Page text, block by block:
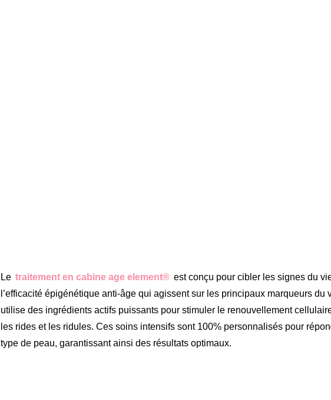
Le traitement en cabine age element® est conçu pour cibler les signes du
l’efficacité épigénétique anti-âge qui agissent sur les principaux marqueurs
utilise des ingrédients actifs puissants pour stimuler le renouvellement
les rides et les ridules. Ces soins intensifs sont 100% personnalisés pour
type de peau, garantissant ainsi des résultats optimaux.